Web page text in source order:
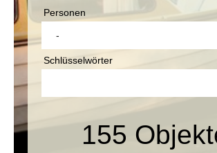
Personen
Schlüsselwörter
155